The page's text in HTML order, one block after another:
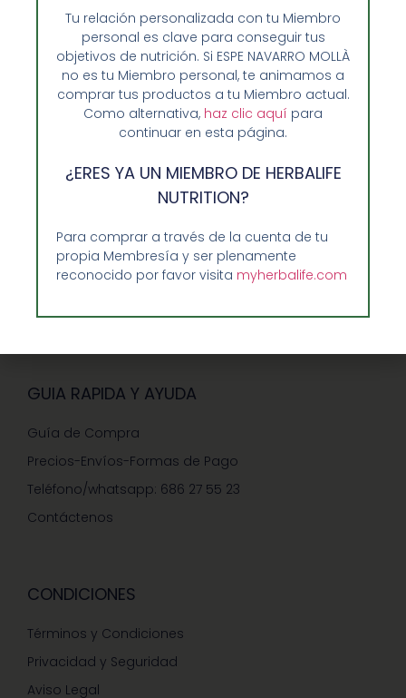
Opiniones de Clientes
Sobre Nosotros y Herbalife
Ventajas de Comprar en Enformaherbal.com
GUIA RAPIDA Y AYUDA
Guía de Compra
Precios-Envíos-Formas de Pago
Teléfono/whatsapp: 686 27 55 23
Contáctenos
CONDICIONES
Términos y Condiciones
Privacidad y Seguridad
Aviso Legal
Tu relación personalizada con tu Miembro
personal es clave para conseguir tus
objetivos de nutrición. Si ESPE NAVARRO MOLLÀ
no es tu Miembro personal, te animamos a
comprar tus productos a tu Miembro actual.
Como alternativa, haz clic aquí para
continuar en esta página.
¿ERES YA UN MIEMBRO DE HERBALIFE
NUTRITION?
Para comprar a través de la cuenta de tu
propia Membresía y ser plenamente
reconocido por favor visita myherbalife.com